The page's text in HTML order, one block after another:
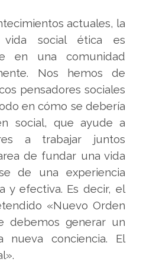
actuales, la
social ética es
en una comunidad
Nos hemos de
pensadores sociales
en cómo se debería
social, que ayude a
a trabajar juntos
de fundar una vida
de una experiencia
y efectiva. Es decir, el
«Nuevo Orden
debemos generar un
nueva conciencia. El